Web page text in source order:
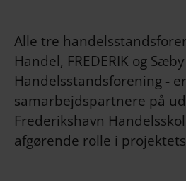
Alle tre
Handel, FREDERIK og Sæby
Handelsstandsforening - er
samarbejdspartnere på
Frederikshavn
afgørende rolle i